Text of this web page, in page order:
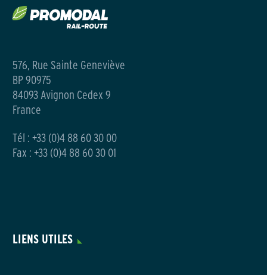
576, Rue Sainte Geneviève
BP 90975
84093 Avignon Cedex 9
France
Tél : +33 (0)4 88 60 30 00
Fax : +33 (0)4 88 60 30 01
LIENS UTILES